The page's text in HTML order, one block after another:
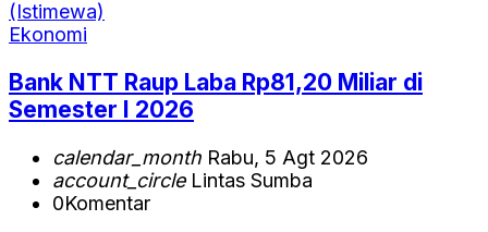
Ekonomi
Bank NTT Raup Laba Rp81,20 Miliar di
Semester I 2026
calendar_month Rabu, 5 Agt 2026
account_circleLintas Sumba
0Komentar